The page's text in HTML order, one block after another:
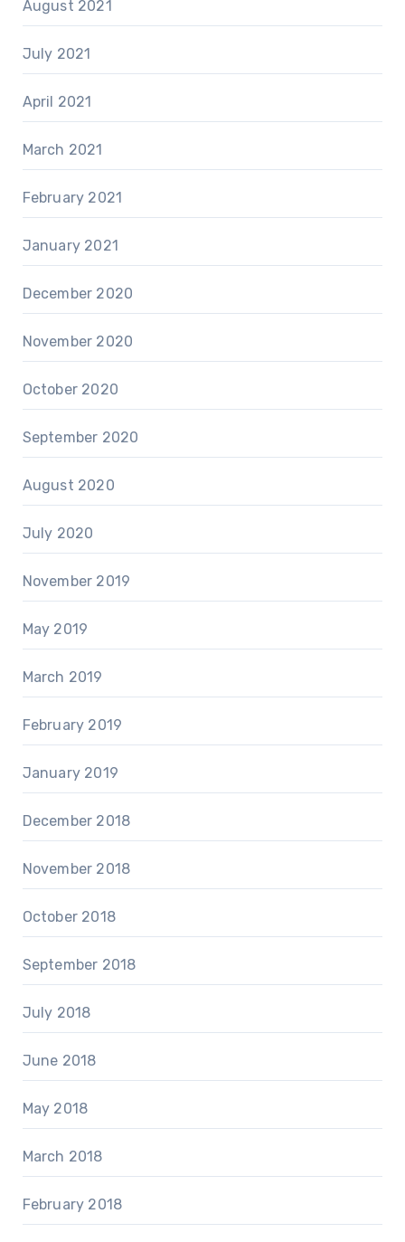
August 2021
July 2021
April 2021
March 2021
February 2021
January 2021
December 2020
November 2020
October 2020
September 2020
August 2020
July 2020
November 2019
May 2019
March 2019
February 2019
January 2019
December 2018
November 2018
October 2018
September 2018
July 2018
June 2018
May 2018
March 2018
February 2018